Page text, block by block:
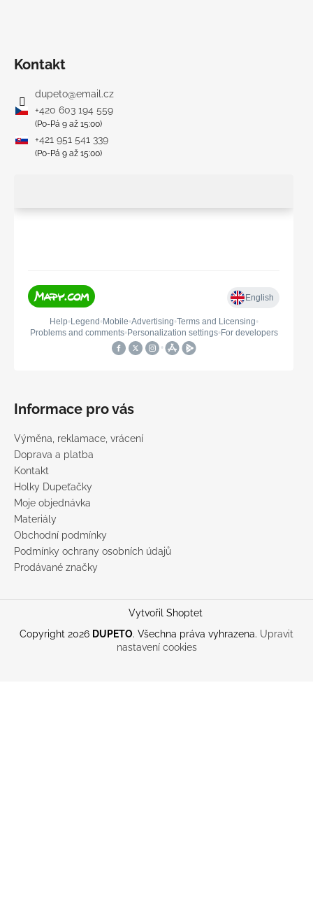
Kontakt
dupeto@email.cz
+420 603 194 559
(Po-Pá 9 až 15:00)
+421 951 541 339
(Po-Pá 9 až 15:00)
Informace pro vás
Výměna, reklamace, vrácení
Doprava a platba
Kontakt
Holky Dupeťačky
Moje objednávka
Materiály
Obchodní podmínky
Podmínky ochrany osobních údajů
Prodávané značky
Vytvořil Shoptet
Copyright 2026 DUPETO. Všechna práva vyhrazena. Upravit
nastavení cookies